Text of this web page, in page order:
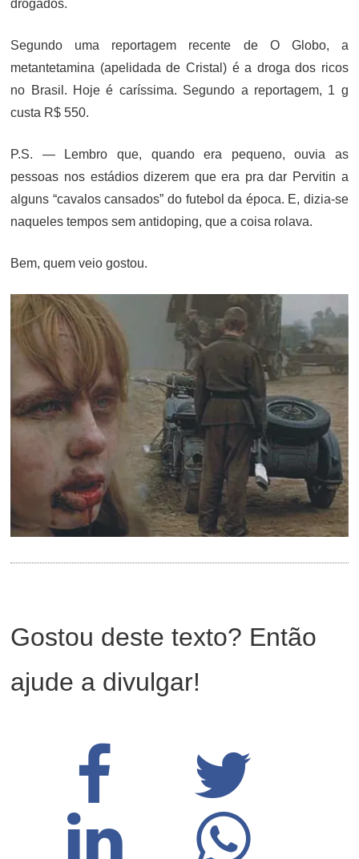
drogados.
Segundo uma reportagem recente de O Globo, a
metantetamina (apelidada de Cristal) é a droga dos ricos
no Brasil. Hoje é caríssima. Segundo a reportagem, 1 g
custa R$ 550.
P.S. — Lembro que, quando era pequeno, ouvia as
pessoas nos estádios dizerem que era pra dar Pervitin a
alguns “cavalos cansados” do futebol da época. E, dizia-se
naqueles tempos sem antidoping, que a coisa rolava.
Bem, quem veio gostou.
Gostou deste texto? Então
ajude a divulgar!